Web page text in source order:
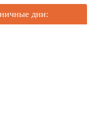
дни: